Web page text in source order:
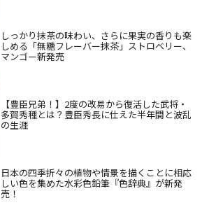
しっかり抹茶の味わい、さらに果実の香りも楽
しめる「無糖フレーバー抹茶」ストロベリー、
マンゴー新発売
【豊臣兄弟！】2度の改易から復活した武将・
多賀秀種とは？豊臣秀長に仕えた半年間と波乱
の生涯
日本の四季折々の植物や情景を描くことに相応
しい色を集めた水彩色鉛筆『色辞典』が新発
売！